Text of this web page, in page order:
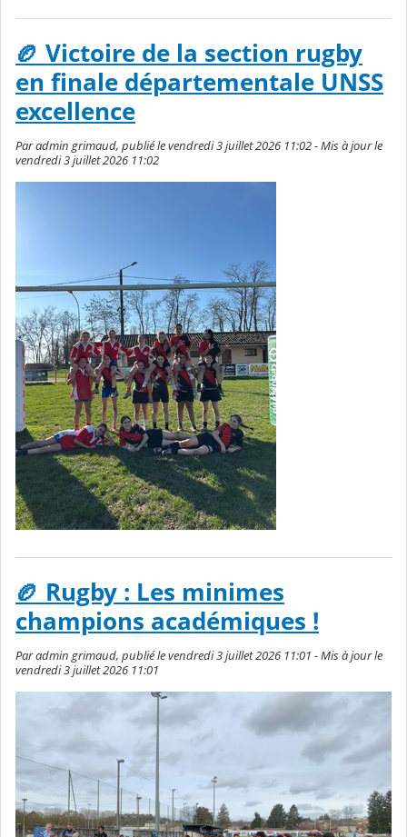
🏉 Victoire de la section rugby
en finale départementale UNSS
excellence
Par admin grimaud, publié le vendredi 3 juillet 2026 11:02 - Mis à jour le
vendredi 3 juillet 2026 11:02
🏉 Rugby : Les minimes
champions académiques !
Par admin grimaud, publié le vendredi 3 juillet 2026 11:01 - Mis à jour le
vendredi 3 juillet 2026 11:01